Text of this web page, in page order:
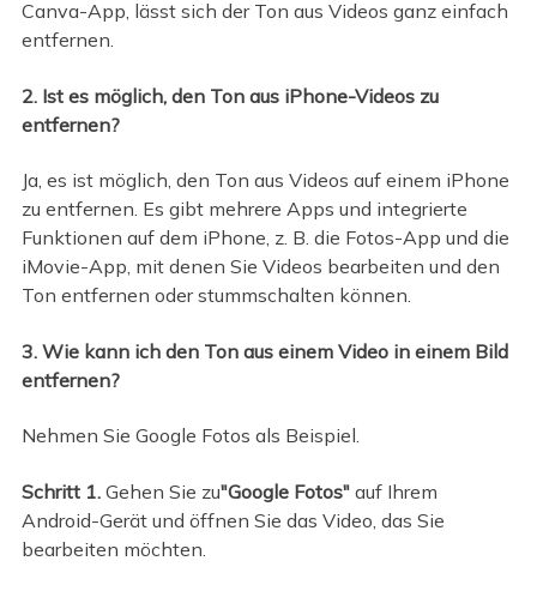
Canva-App, lässt sich der Ton aus Videos ganz einfach
entfernen.
2. Ist es möglich, den Ton aus iPhone-Videos zu
entfernen?
Ja, es ist möglich, den Ton aus Videos auf einem iPhone
zu entfernen. Es gibt mehrere Apps und integrierte
Funktionen auf dem iPhone, z. B. die Fotos-App und die
iMovie-App, mit denen Sie Videos bearbeiten und den
Ton entfernen oder stummschalten können.
3. Wie kann ich den Ton aus einem Video in einem Bild
entfernen?
Nehmen Sie Google Fotos als Beispiel.
Schritt 1.Gehen Sie zu"Google Fotos" auf Ihrem
Android-Gerät und öffnen Sie das Video, das Sie
bearbeiten möchten.